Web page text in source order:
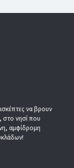
να βρουν
στο νησί που
αμφίδρομη